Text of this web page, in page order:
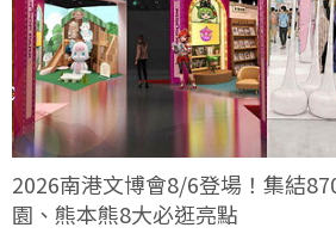
2026南港文博會8/6登場！集結
園、熊本熊8大必逛亮點